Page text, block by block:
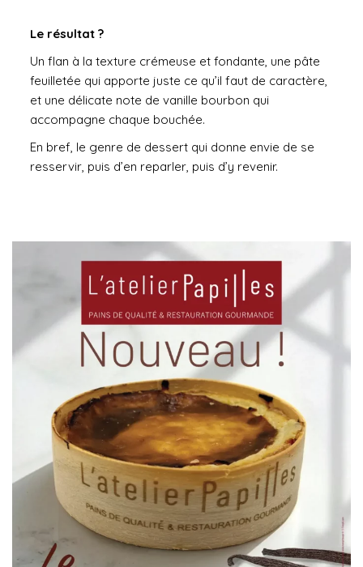
Le résultat ?
Un flan à la texture crémeuse et fondante, une pâte
feuilletée qui apporte juste ce qu’il faut de caractère,
et une délicate note de vanille bourbon qui
accompagne chaque bouchée.
En bref, le genre de dessert qui donne envie de se
resservir, puis d’en reparler, puis d’y revenir.